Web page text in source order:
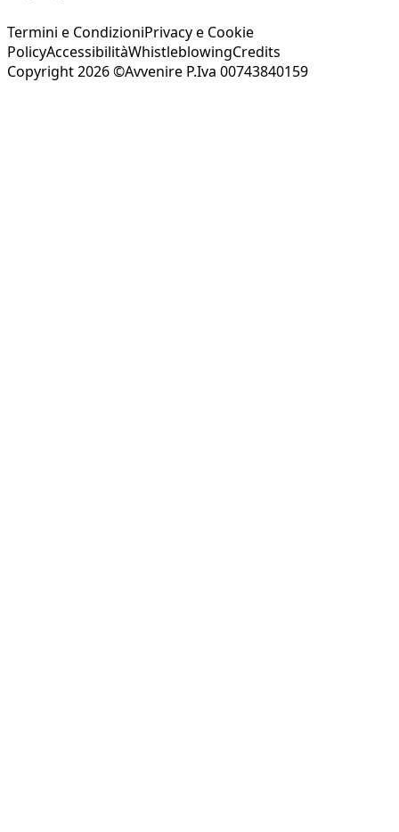
Termini e CondizioniPrivacy e Cookie
PolicyAccessibilitàWhistleblowingCredits
Copyright 2026 ©Avvenire P.Iva 00743840159